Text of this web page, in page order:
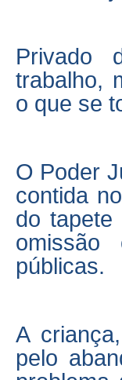
Privado
trabalho,
o que se
O Poder
contida
do tapete
públicas.
A
pelo